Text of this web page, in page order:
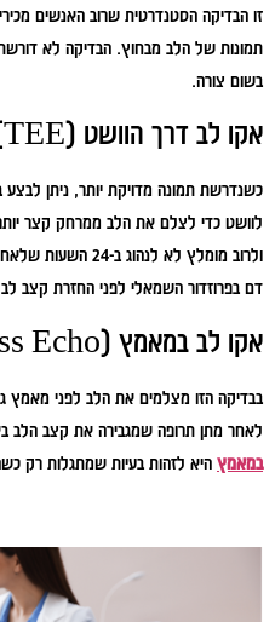
זו הבדיקה הסטנדרטית שרוב האנשים
תמונות של הלב מבחוץ. הבדיקה לא
בשום צורה.
אקו לב דרך הוושט (TEE)
כשנדרשת תמונה מדויקת יותר, ניתן
לוושט כדי לצלם את הלב ממרחק קצר
ולרוב מומלץ לא
דם בפרוזדור השמאלי לפני החזרת קצב לב
אקו לב במאמץ (Stress Echo)
בבדיקה הזו מצלמים את הלב לפני מאמץ
לאחר מתן תרופה שמגבירה את קצב הלב
במאמץ היא לזהות בעיות שמתגלות רק